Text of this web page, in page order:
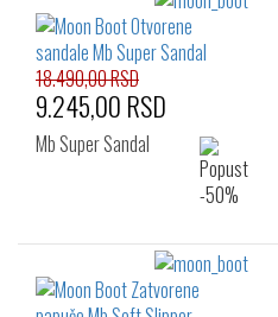
18.490,00 RSD
9.245,00 RSD
Mb Super Sandal